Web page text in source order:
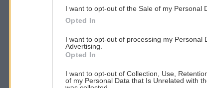
I want to opt-out of the Sale of my Personal
Opted In
I want to opt-out of processing my Personal
Advertising.
Opted In
I want to opt-out of Collection, Use,
of my Personal Data that Is Unrelated with